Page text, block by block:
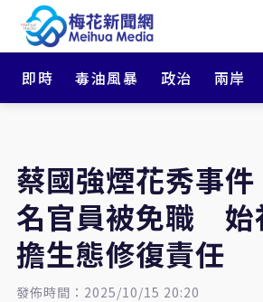
即時 毒油風暴 政治 兩岸
蔡國強煙花秀事
名官員被免職 始
擔生態修復責任
發佈時間：2025/10/15 20:20